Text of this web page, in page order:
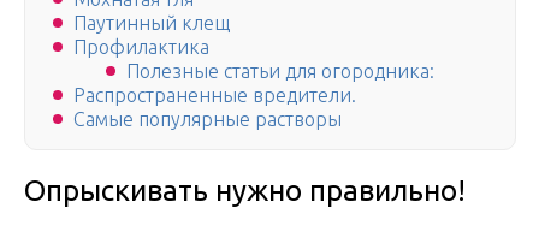
Паутинный клещ
Профилактика
Полезные статьи для огородника:
Распространенные вредители.
Самые популярные растворы
Опрыскивать нужно правильно!